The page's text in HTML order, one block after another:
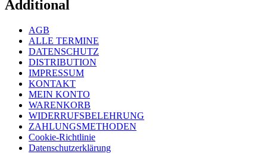
Additional
AGB
ALLE TERMINE
DATENSCHUTZ
DISTRIBUTION
IMPRESSUM
KONTAKT
MEIN KONTO
WARENKORB
WIDERRUFSBELEHRUNG
ZAHLUNGSMETHODEN
Cookie-Richtlinie
Datenschutzerklärung